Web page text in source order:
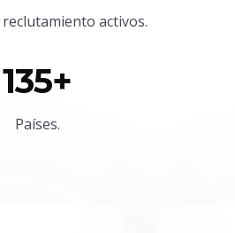
reclutamiento activos.
135+
Países.